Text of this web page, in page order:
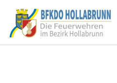
Inhalt
springen